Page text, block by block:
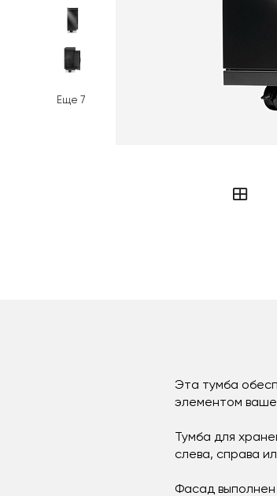
Еще 7
Эта тумба
элементом
Тумба для
слева, справа
Фасад выполнен